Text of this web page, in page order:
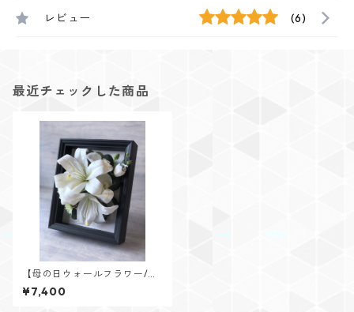
レビュー (6)
最近チェックした商品
【母の日ウォールフラワー/百
合アレンジ】ご予約分商品
¥7,400